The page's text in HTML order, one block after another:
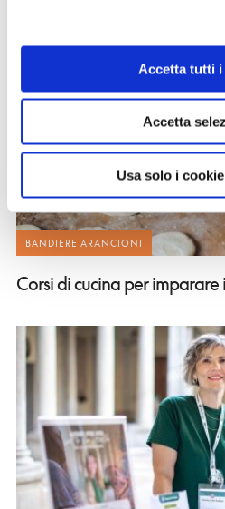
Accetta tutti i
Accetta
Usa solo i
BANDIERE ARANCIONI
Corsi di cucina per